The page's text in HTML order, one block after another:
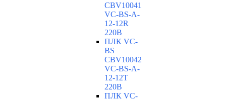
CBV10041
VC-ВS-A-
12-12R
220В
ПЛК VC-
BS
CBV10042
VC-ВS-A-
12-12T
220В
ПЛК VC-